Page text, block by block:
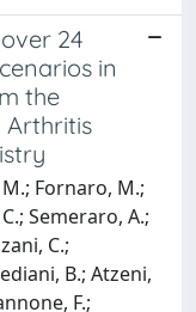
24
in
the
Arthritis
Fornaro, M.;
Semeraro, A.;
C.;
B.; Atzeni,
F.;